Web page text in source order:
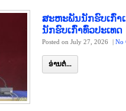
ສະຫະພັນນັກຮົບເກົ່າ
ນັກຮົບເກົ່າທົ່ວປະເທດ
Posted on July 27, 2026 | No
ອ່ານຕໍ່...